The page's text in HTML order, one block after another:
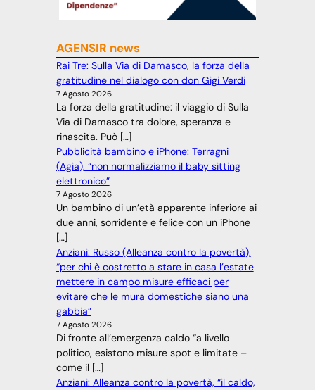
AGENSIR news
Rai Tre: Sulla Via di Damasco, la forza della
gratitudine nel dialogo con don Gigi Verdi
7 Agosto 2026
La forza della gratitudine: il viaggio di Sulla
Via di Damasco tra dolore, speranza e
rinascita. Può […]
Pubblicità bambino e iPhone: Terragni
(Agia), “non normalizziamo il baby sitting
elettronico”
7 Agosto 2026
Un bambino di un’età apparente inferiore ai
due anni, sorridente e felice con un iPhone
[…]
Anziani: Russo (Alleanza contro la povertà),
“per chi è costretto a stare in casa l’estate
mettere in campo misure efficaci per
evitare che le mura domestiche siano una
gabbia”
7 Agosto 2026
Di fronte all’emergenza caldo “a livello
politico, esistono misure spot e limitate –
come il […]
Anziani: Alleanza contro la povertà, “il caldo,